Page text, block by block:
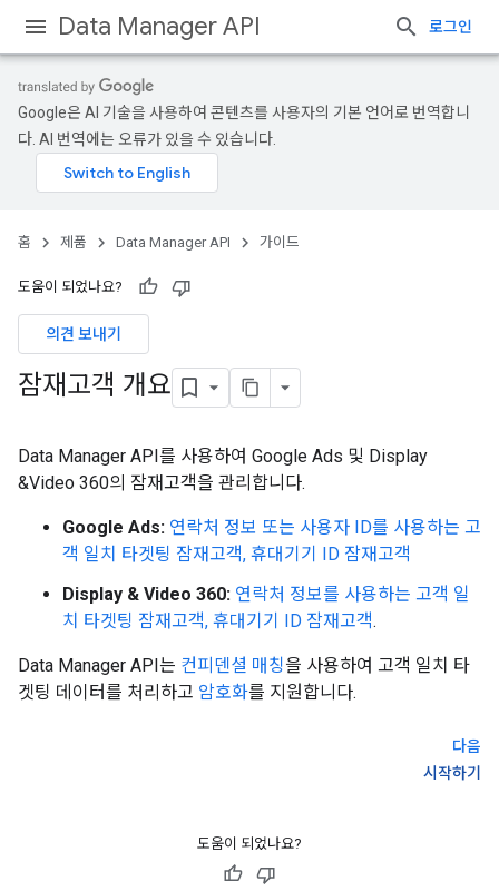
Data Manager API 로그인
Google은 AI 기술을 사용하여 콘텐츠를 사용자의 기본 언어로 번역합니
다. AI 번역에는 오류가 있을 수 있습니다.
홈 제품 Data Manager API 가이드
도움이 되었나요?
의견 보내기
잠재고객 개요
Data Manager API를 사용하여 Google Ads 및 Display
&Video 360의 잠재고객을 관리합니다.
Google Ads: 연락처 정보 또는 사용자 ID를 사용하는 고
객 일치 타겟팅 잠재고객, 휴대기기 ID 잠재고객
Display & Video 360: 연락처 정보를 사용하는 고객 일
치 타겟팅 잠재고객, 휴대기기 ID 잠재고객.
Data Manager API는 컨피덴셜 매칭을 사용하여 고객 일치 타
겟팅 데이터를 처리하고 암호화를 지원합니다.
다음
시작하기
도움이 되었나요?